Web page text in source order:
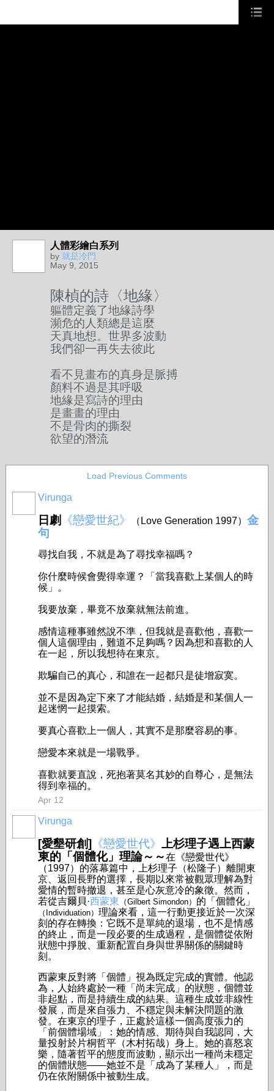
人體彩繪白系列
by 就是冷門
May 9, 2015
陳楨的詩〈地緣〉
軀體定義了地緣詩學
瀕危的人類總是這麼
天真地想。世界多波動
我們卻一再失去彼此
看不見畫布的真身是脈搏
顏料不過是其呼吸
地緣是寫詩的理由
是畫畫的理由
不是骨肉的撕裂
欲望的潛流
Load Previous Comments
Virunga
日劇 《戀愛世紀》 （Love Generation 1997） 金
句
尋找自我，不就是為了尋找幸福嗎？
你什麼時候會覺得幸運？「當我喜歡上某個人的時
候」。
我要放棄，畢竟不放棄就無法前進。
感情這種事雖然說不準，但我就是喜歡他，喜歡一
個人這個理由，難道不足夠嗎？因為想和喜歡的人
在一起，所以我想待在東京。
欺騙自己的真心，和誰在一起都只是徒增寂寞。
並不是因為定下來了才能結婚，結婚是和某個人一
起迷惘一起摸索。
要真心喜歡上一個人，其實不是那麼容易的事。
戀愛本來就是一場戰爭。
喜歡就要直說，死抱著莫名其妙的自尊心，是無法
得到幸福的。
Apr 12
Virunga
[愛墾研創] 《戀愛世代》 上杉理子遇上西蒙
東的「個體化」理論～～在《戀愛世代》
（1997）的落幕篇中，上杉理子（松隆子）離開東
京、返回長野的選擇，長期以來常被觀眾理解為對
愛情的暫時撤退，甚至是心灰意冷的象徵。然而，
若從吉爾貝·西蒙東 （Gilbert Simondon） 的「個體化」
（Individuation） 理論來看，這一行動更接近於一次深
刻的存在轉換：它既不是單純的退場，也不是情感
的終止，而是一段必要的生成過程，是個體從依附
狀態中掙脫、重新配置自身與世界關係的關鍵時
刻。
西蒙東反對將「個體」視為既定完成的實體。他認
為，人始終處於一種「尚未完成」的狀態，個體並
非起點，而是持續生成的結果。這種生成並非線性
發展，而是來自張力、不穩定與未解決問題的激
發。在東京的理子，正處於這樣一個高度張力的
「前個體場域」：她的情感、期待與自我認同，大
量投射於片桐哲平（木村拓哉）身上。她的喜怒哀
樂，隨著哲平的態度而波動，顯示出一種尚未穩定
的個體狀態——她並不是「成為了某種人」，而是
仍在依附關係中被動生成。